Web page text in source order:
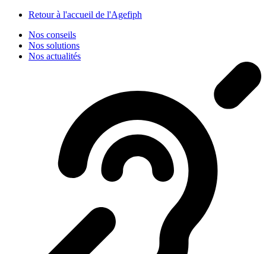
Retour à l'accueil de l'Agefiph
Nos conseils
Nos solutions
Nos actualités